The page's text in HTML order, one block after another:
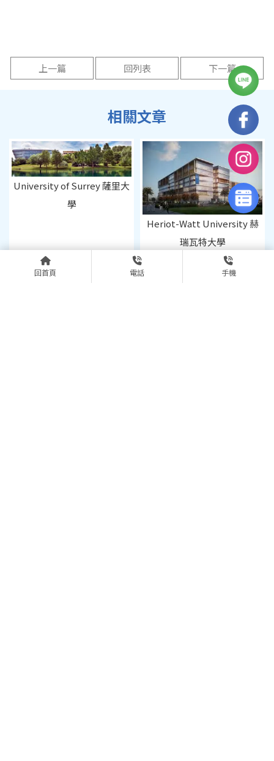
上一篇 回列表 下一篇
University of Surrey 薩里大
學
Heriot-Watt University 赫
瑞瓦特大學
回首頁 電話 手機